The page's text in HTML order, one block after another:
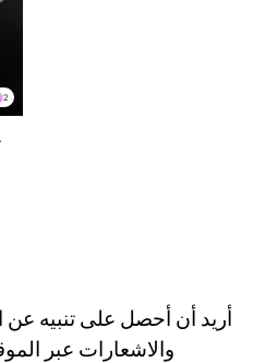
2
أريد أن أحصل على تنبيه
والاشعارات عبر